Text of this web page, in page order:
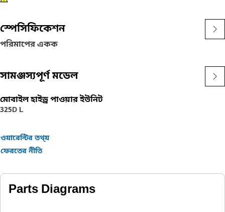
স্পেসিফিকেশন
পরিমাপের একক
সামঞ্জস্যপূর্ণ মডেল
মোবাইল হাইড্র পাওয়ার ইউনিট
325D L
ওয়ারেন্টির তথ্য়
ফেরতের নীতি
Parts Diagrams